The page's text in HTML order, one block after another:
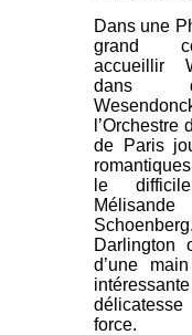
Dans une
grand
accueillir
dans
l’Orchestre
de Paris
le
Darlington
d’une
force.